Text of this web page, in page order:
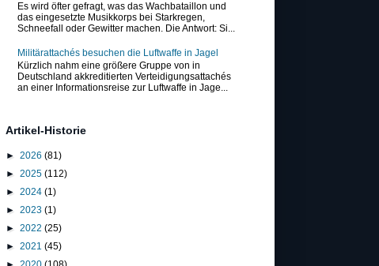
Es wird öfter gefragt, was das Wachbataillon und
das eingesetzte Musikkorps bei Starkregen,
Schneefall oder Gewitter machen. Die Antwort: Si...
Militärattachés besuchen die Luftwaffe in Jagel
Kürzlich nahm eine größere Gruppe von in
Deutschland akkreditierten Verteidigungsattachés
an einer Informationsreise zur Luftwaffe in Jage...
Artikel-Historie
► 2026 (81)
► 2025 (112)
► 2024 (1)
► 2023 (1)
► 2022 (25)
► 2021 (45)